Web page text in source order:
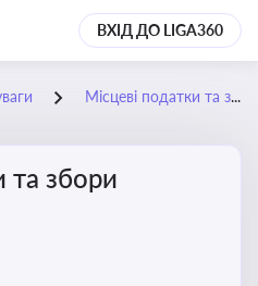
ВХІД ДО LIGA360
Місцеві податки та збори
та збори